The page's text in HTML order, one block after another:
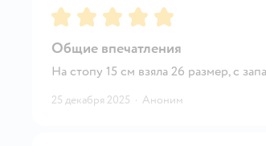
Рейтинг:5
Общие впечатления
На стопу 15 см взяла 26 размер, с
25 декабря 2025 · Аноним